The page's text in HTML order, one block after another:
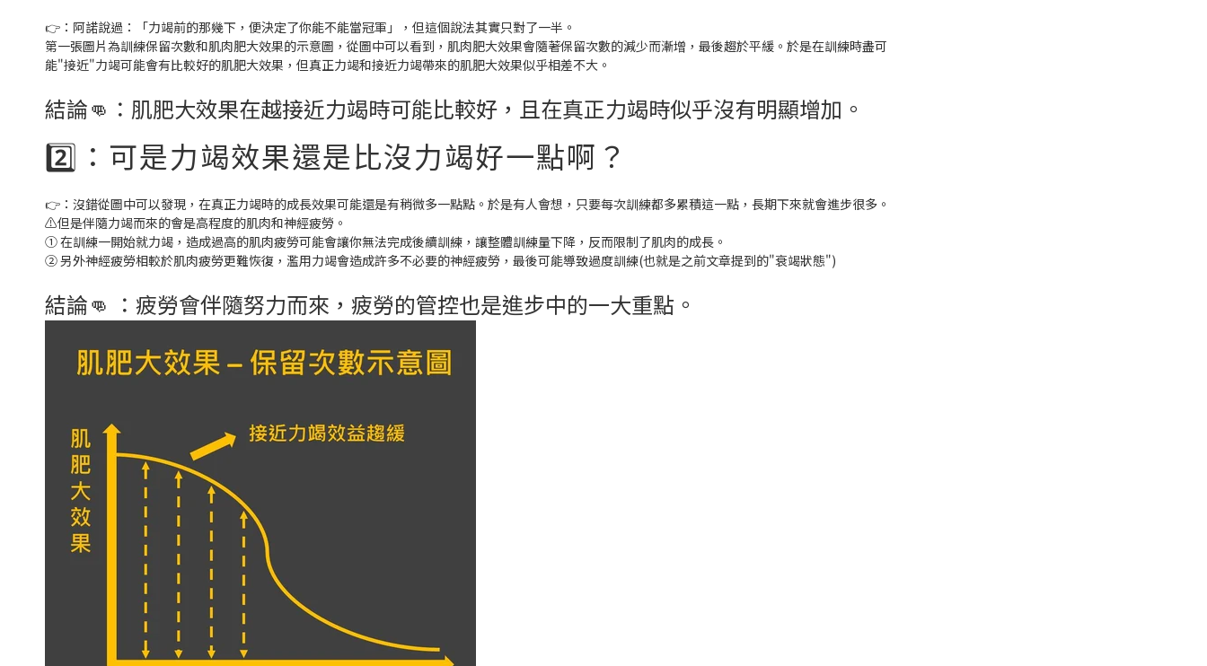
👉：阿諾說過：「力竭前的那幾下，便決定了你能不能當冠軍」，但這個說法其實只對了一半。
第一張圖片為訓練保留次數和肌肉肥大效果的示意圖，從圖中可以看到，肌肉肥大效果會隨著保留次數的減少而漸增，最後趨於平緩。於是在訓練時盡可
能"接近"力竭可能會有比較好的肌肥大效果，但真正力竭和接近力竭帶來的肌肥大效果似乎相差不大。
結論👊：肌肥大效果在越接近力竭時可能比較好，且在真正力竭時似乎沒有明顯增加。
2️⃣：可是力竭效果還是比沒力竭好一點啊？
👉：沒錯從圖中可以發現，在真正力竭時的成長效果可能還是有稍微多一點點。於是有人會想，只要每次訓練都多累積這一點，長期下來就會進步很多。
⚠️但是伴隨力竭而來的會是高程度的肌肉和神經疲勞。
① 在訓練一開始就力竭，造成過高的肌肉疲勞可能會讓你無法完成後續訓練，讓整體訓練量下降，反而限制了肌肉的成長。
② 另外神經疲勞相較於肌肉疲勞更難恢復，濫用力竭會造成許多不必要的神經疲勞，最後可能導致過度訓練(也就是之前文章提到的"衰竭狀態")
結論👊 ：疲勞會伴隨努力而來，疲勞的管控也是進步中的一大重點。